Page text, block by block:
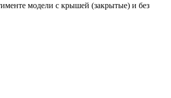
модели с крышей (закрытые) и без